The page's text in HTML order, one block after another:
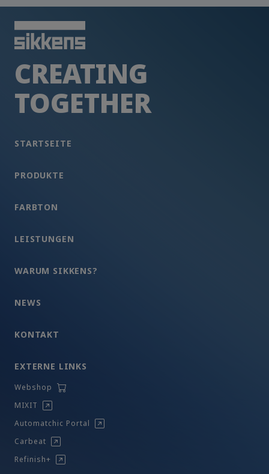
CREATING
TOGETHER
STARTSEITE
PRODUKTE
FARBTON
LEISTUNGEN
WARUM SIKKENS?
NEWS
KONTAKT
EXTERNE LINKS
Webshop
MIXIT
Automatchic Portal
Carbeat
Refinish+